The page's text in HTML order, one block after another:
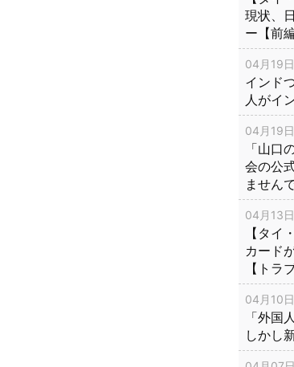
現状、
ー【前編
04月19
インド
人がイ
04月19
「山口
会の公
ません
04月13
【タイ
カード
【トラ
04月10
「外国
しかし